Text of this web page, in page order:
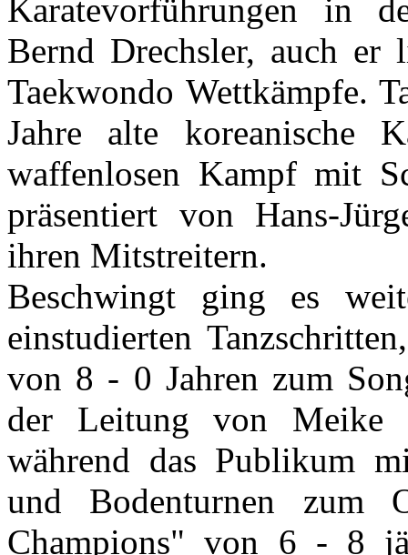
Karatevorführungen in
Bernd Drechsler, auch er
Taekwondo Wettkämpfe.
Jahre alte koreanische
waffenlosen Kampf mit
präsentiert von Hans-
ihren Mitstreitern.
Beschwingt ging es
einstudierten
von 8 - 0 Jahren zum
der Leitung von Meike
während das Publikum
und Bodenturnen zum
Champions" von 6 - 8